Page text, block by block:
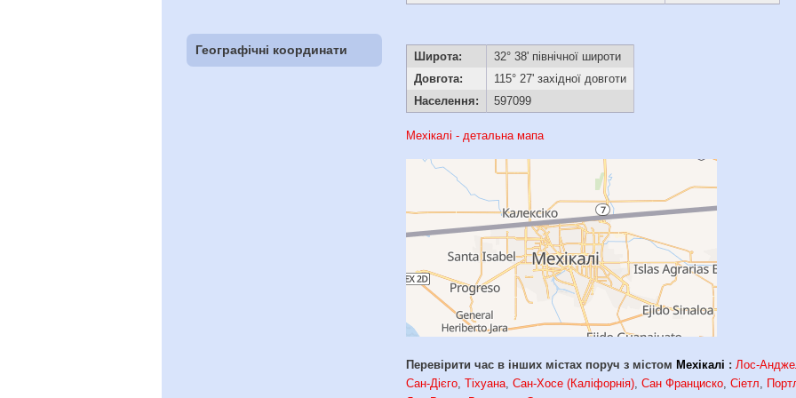
Географічні координати Широта:
32° 38' північної широти
Довгота:
115° 27' західної довготи
Населення:
597099
Мехікалі - детальна мапа
Перевірити час в інших містах поруч з містом Мехікалі : Лос-
Сан-Дієго ,Тіхуана ,Сан-Хосе (Каліфорнія) ,Сан Франциско ,Сіетл